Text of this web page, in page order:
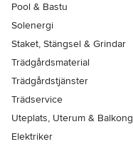
Pool & Bastu
Solenergi
Staket, Stängsel & Grindar
Trädgårdsmaterial
Trädgårdstjänster
Trädservice
Uteplats, Uterum & Balkong
Elektriker